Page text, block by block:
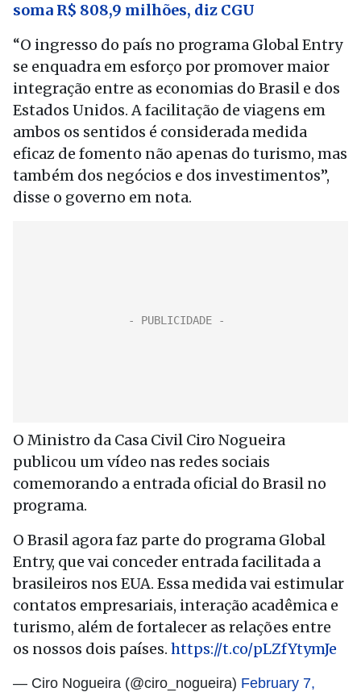
soma R$ 808,9 milhões, diz CGU
“O ingresso do país no programa Global Entry
se enquadra em esforço por promover maior
integração entre as economias do Brasil e dos
Estados Unidos. A facilitação de viagens em
ambos os sentidos é considerada medida
eficaz de fomento não apenas do turismo, mas
também dos negócios e dos investimentos”,
disse o governo em nota.
O Ministro da Casa Civil Ciro Nogueira
publicou um vídeo nas redes sociais
comemorando a entrada oficial do Brasil no
programa.
O Brasil agora faz parte do programa Global
Entry, que vai conceder entrada facilitada a
brasileiros nos EUA. Essa medida vai estimular
contatos empresariais, interação acadêmica e
turismo, além de fortalecer as relações entre
os nossos dois países. https://t.co/pLZfYtymJe
— Ciro Nogueira (@ciro_nogueira) February 7,